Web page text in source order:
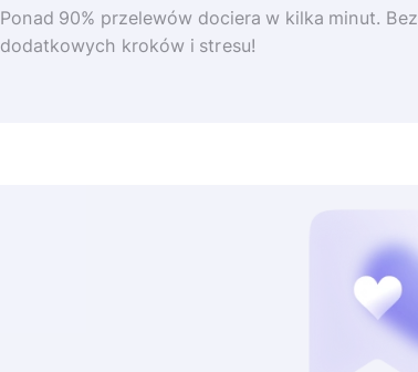
Ponad 90% przelewów dociera w kilka minut. Bez
dodatkowych kroków i stresu!